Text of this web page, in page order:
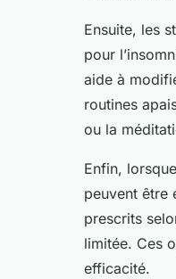
Ensuite, les
pour
aide à
routines
ou la
Enfin,
peuvent être
prescrits
limitée. Ces
efficacité.